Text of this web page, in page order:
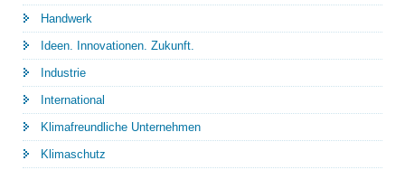
Handwerk
Ideen. Innovationen. Zukunft.
Industrie
International
Klimafreundliche Unternehmen
Klimaschutz